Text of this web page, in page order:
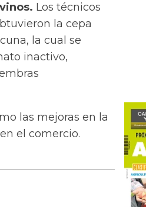
Los técnicos
la cepa
la cual se
inactivo,
las mejoras en la
el comercio.